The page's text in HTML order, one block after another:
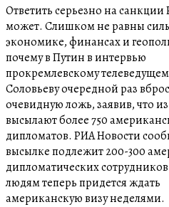
Ответить серьезно на санкции
может. Слишком не равны
экономике, финансах и
почему в Путин в интервью
прокремлевскому
Соловьеву очередной раз
очевидную ложь, заявив, что
высылают более 750
дипломатов. РИА Новости
высылке подлежит 200-300
дипломатических
людям теперь придется ждать
американскую визу неделями.